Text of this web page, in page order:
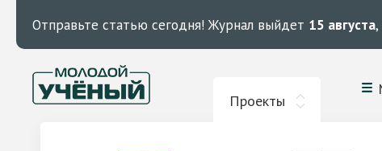
Отправьте статью сегодня! Журнал выйдет 15 августа,
Проекты